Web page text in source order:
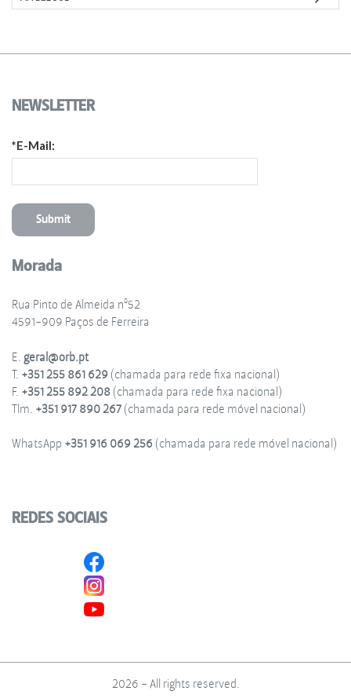
NEWSLETTER
*E-Mail:
Morada
Rua Pinto de Almeida nº52
4591-909 Paços de Ferreira
E. geral@orb.pt
T. +351 255 861 629 (chamada para rede fixa nacional)
F. +351 255 892 208(chamada para rede fixa nacional)
Tlm. +351 917 890 267(chamada para rede móvel nacional)
WhatsApp +351 916 069 256 (chamada para rede móvel nacional)
REDES SOCIAIS
2026 - All rights reserved.